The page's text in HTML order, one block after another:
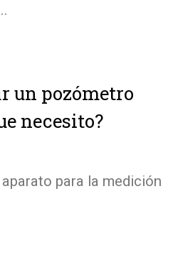
un pozómetro
necesito?
para la medición